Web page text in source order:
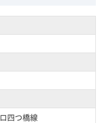
四つ橋線